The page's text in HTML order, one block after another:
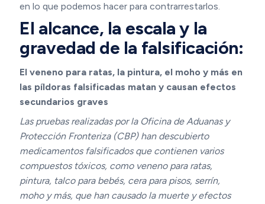
en lo que podemos hacer para contrarrestarlos.
El alcance, la escala y la
gravedad de la falsificación:
El veneno para ratas, la pintura, el moho y más en
las píldoras falsificadas matan y causan efectos
secundarios graves
Las pruebas realizadas por la Oficina de Aduanas y
Protección Fronteriza (CBP) han descubierto
medicamentos falsificados que contienen varios
compuestos tóxicos, como veneno para ratas,
pintura, talco para bebés, cera para pisos, serrín,
moho y más, que han causado la muerte y efectos